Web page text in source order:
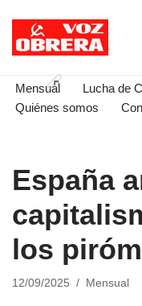
Saltar
contenido
Mensual Lucha de
Quiénes somos
España
los
12/09/2025 Mensual